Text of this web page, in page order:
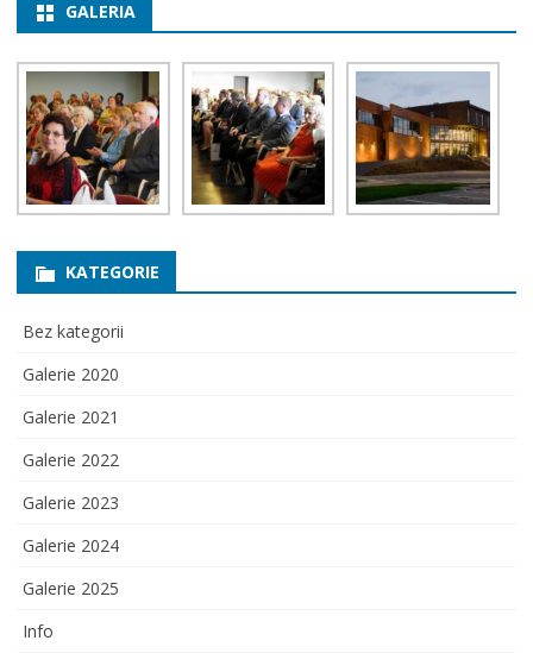
GALERIA
KATEGORIE
Bez kategorii
Galerie 2020
Galerie 2021
Galerie 2022
Galerie 2023
Galerie 2024
Galerie 2025
Info